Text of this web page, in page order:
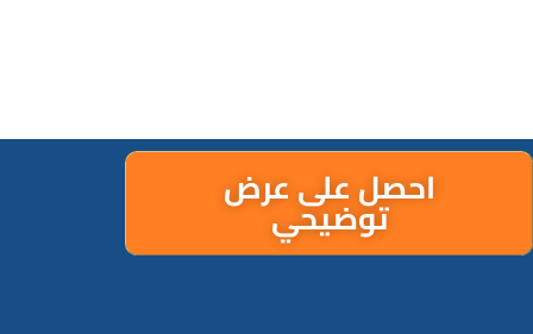
احصل على عرض
توضيحي